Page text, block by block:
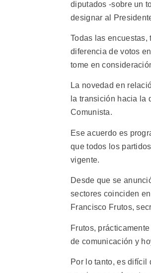
diputados -sobre un
designar al
Todas las
diferencia de votos
tome en
La novedad en
la transición hacia la
Comunista.
Ese acuerdo es
que todos los
vigente.
Desde que se
sectores coinciden
Francisco Frutos,
Frutos,
de comunicación y
Por lo tanto, es difícil